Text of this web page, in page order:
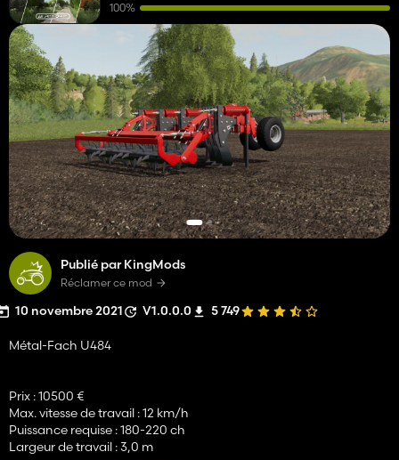
Publié par KingMods
Réclamer ce mod
10 novembre 2021 V1.0.0.0 5 749
Métal-Fach U484
Prix : 10500 €
Max. vitesse de travail : 12 km/h
Puissance requise : 180-220 ch
Largeur de travail : 3,0 m
100%